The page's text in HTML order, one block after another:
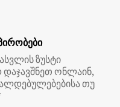
ზუსტი
ონლაინ,
თუ